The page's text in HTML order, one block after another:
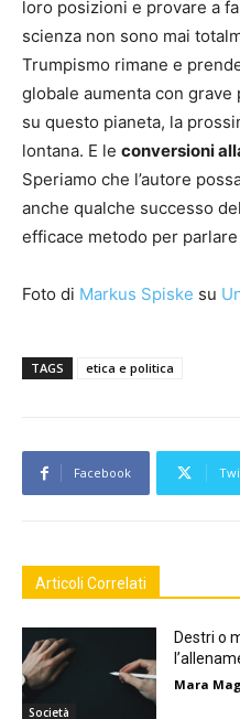
loro posizioni e provare a
scienza non sono mai
Trumpismo rimane e
globale aumenta con
su questo pianeta, la
lontana. E le conversioni
Speriamo che l’autore
anche qualche successo
efficace metodo per
Foto di Markus Spiske su
TAGS etica e politica
Facebook
Articoli Correlati
Società
Destri o
Mara